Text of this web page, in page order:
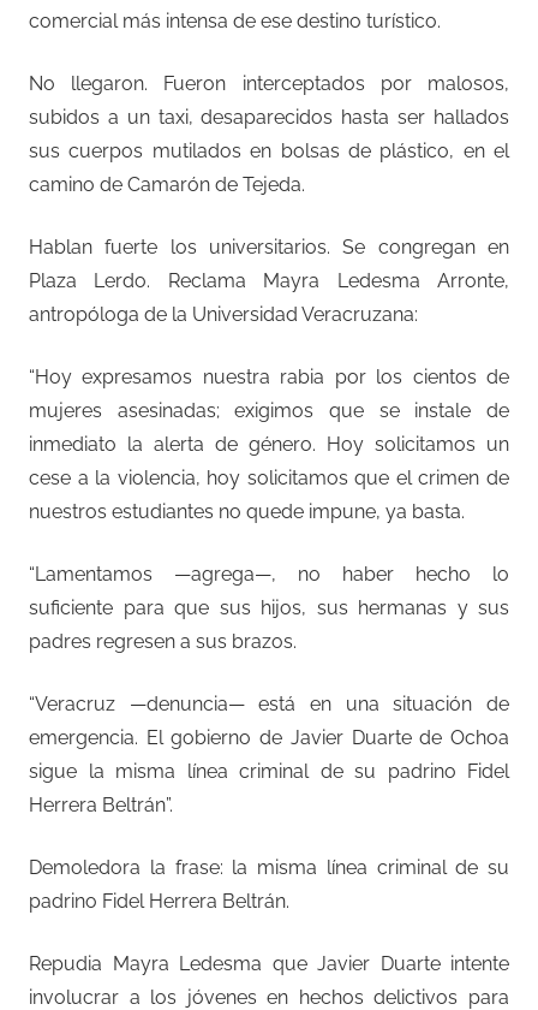
comercial más intensa de ese destino turístico.
No llegaron. Fueron interceptados por malosos,
subidos a un taxi, desaparecidos hasta ser hallados
sus cuerpos mutilados en bolsas de plástico, en el
camino de Camarón de Tejeda.
Hablan fuerte los universitarios. Se congregan en
Plaza Lerdo. Reclama Mayra Ledesma Arronte,
antropóloga de la Universidad Veracruzana:
“Hoy expresamos nuestra rabia por los cientos de
mujeres asesinadas; exigimos que se instale de
inmediato la alerta de género. Hoy solicitamos un
cese a la violencia, hoy solicitamos que el crimen de
nuestros estudiantes no quede impune, ya basta.
“Lamentamos —agrega—, no haber hecho lo
suficiente para que sus hijos, sus hermanas y sus
padres regresen a sus brazos.
“Veracruz —denuncia— está en una situación de
emergencia. El gobierno de Javier Duarte de Ochoa
sigue la misma línea criminal de su padrino Fidel
Herrera Beltrán”.
Demoledora la frase: la misma línea criminal de su
padrino Fidel Herrera Beltrán.
Repudia Mayra Ledesma que Javier Duarte intente
involucrar a los jóvenes en hechos delictivos para